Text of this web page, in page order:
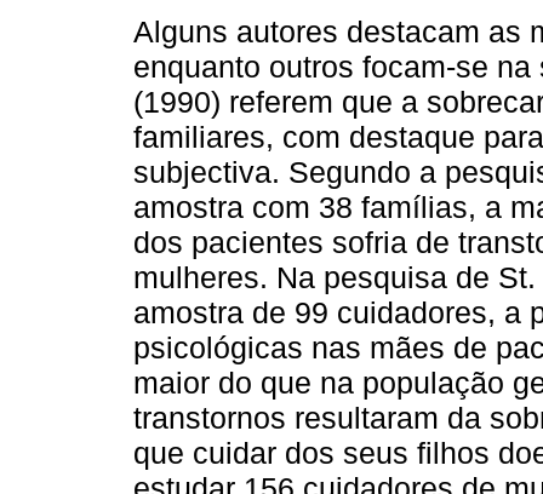
Alguns autores destacam as
enquanto outros focam-se
(1990) referem que a
familiares, com destaque
subjectiva. Segundo a
amostra com 38 famílias, a
dos pacientes sofria de
mulheres. Na pesquisa de
amostra de 99 cuidadores, a
psicológicas nas mães de
maior do que na população
transtornos resultaram da
que cuidar dos seus filhos